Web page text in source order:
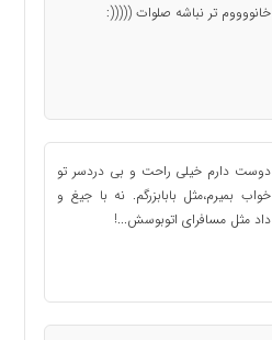
ﺧﺎﻧﻮﻭﻭﻭﻡ ﺗﺮ ﻧﺒﺎﺷﻪ ﺻﻠﻮﺍﺕ (((((:
دوست دارم خيلى راحت و بى دردسر تو
خواب بميرم،مثل بابابزرگم. نه با جيغ و
داد مثل مسافراى اتوبوسش...!